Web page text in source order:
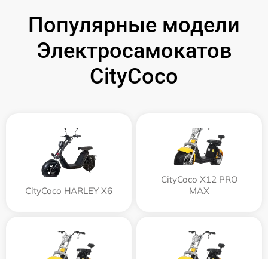
Популярные модели
Электросамокатов
CityCoco
CityCoco HARLEY X6
CityCoco X12 PRO
MAX